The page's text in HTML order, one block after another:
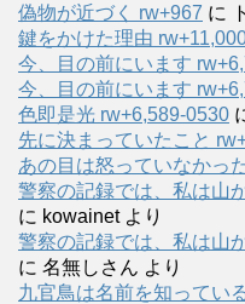
偽物が近づく rw+967 に
鍵をかけた理由
今、目の前にいます
今、目の前にいます
色即是光 rw+6,589-0530
先に決まっていたこと
あの目は怒っていなかっ
警察の記録では、私は山
に kowainetより
警察の記録では、私は山
に 名無しさん より
九官鳥は名前を知ってい